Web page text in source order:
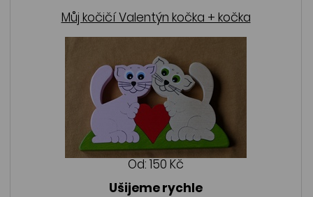
Můj kočičí Valentýn kočka + kočka
Od: 150 Kč
Ušijeme rychle